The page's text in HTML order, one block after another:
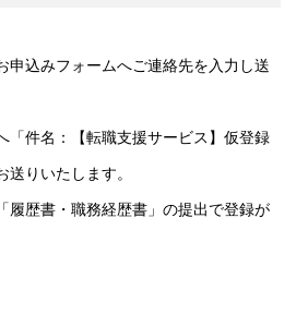
申込みフォームへご連絡先を入力し送
「件名：【転職支援サービス】仮登録
送りいたします。
履歴書・職務経歴書」の提出で登録が